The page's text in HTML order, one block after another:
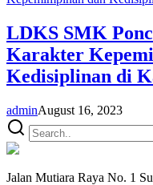
LDKS SMK
Karakter
Kedisiplinan di
adminAugust 16, 2023
Jalan Mutiara Raya No. 1